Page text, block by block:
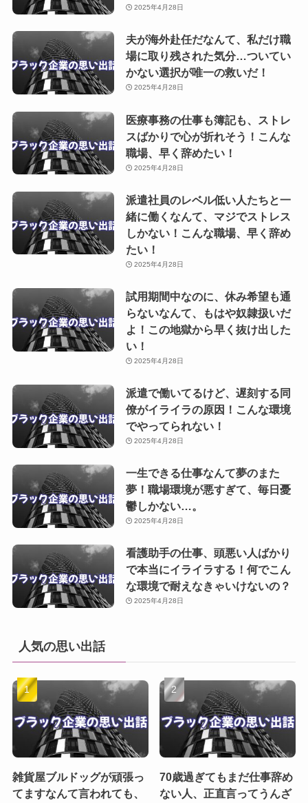
2025年4月28日
夫が海外赴任だなんて、私だけ職
場に取り残された気分…ついてい
かない選択が唯一の救いだ！
2025年4月28日
医療事務の仕事も簿記も、ストレ
スばかりで心が折れそう！こんな
職場、早く辞めたい！
2025年4月28日
派遣社員のレベル低い人たちと一
緒に働くなんて、マジでストレス
しかない！こんな職場、早く辞め
たい！
2025年4月28日
試用期間中なのに、休み希望も通
らないなんて、もはや奴隷扱いだ
よ！この地獄から早く抜け出した
い！
2025年4月28日
派遣で働いてるけど、遅刻する同
僚がイライラの原因！こんな環境
でやってられない！
2025年4月28日
一生できる仕事なんて夢のまた
夢！職場環境が悪すぎて、毎日憂
鬱しかない…。
2025年4月28日
看護助手の仕事、頭悪い人ばかり
で本当にイライラする！何でこん
な環境で耐えなきゃいけないの？
2025年4月28日
人気の思い出話
雑貨屋ブルドッグが頑張っ
てますなんて言われても、
70歳過ぎてもまだ仕事辞め
ない人、正直言ってうんざ